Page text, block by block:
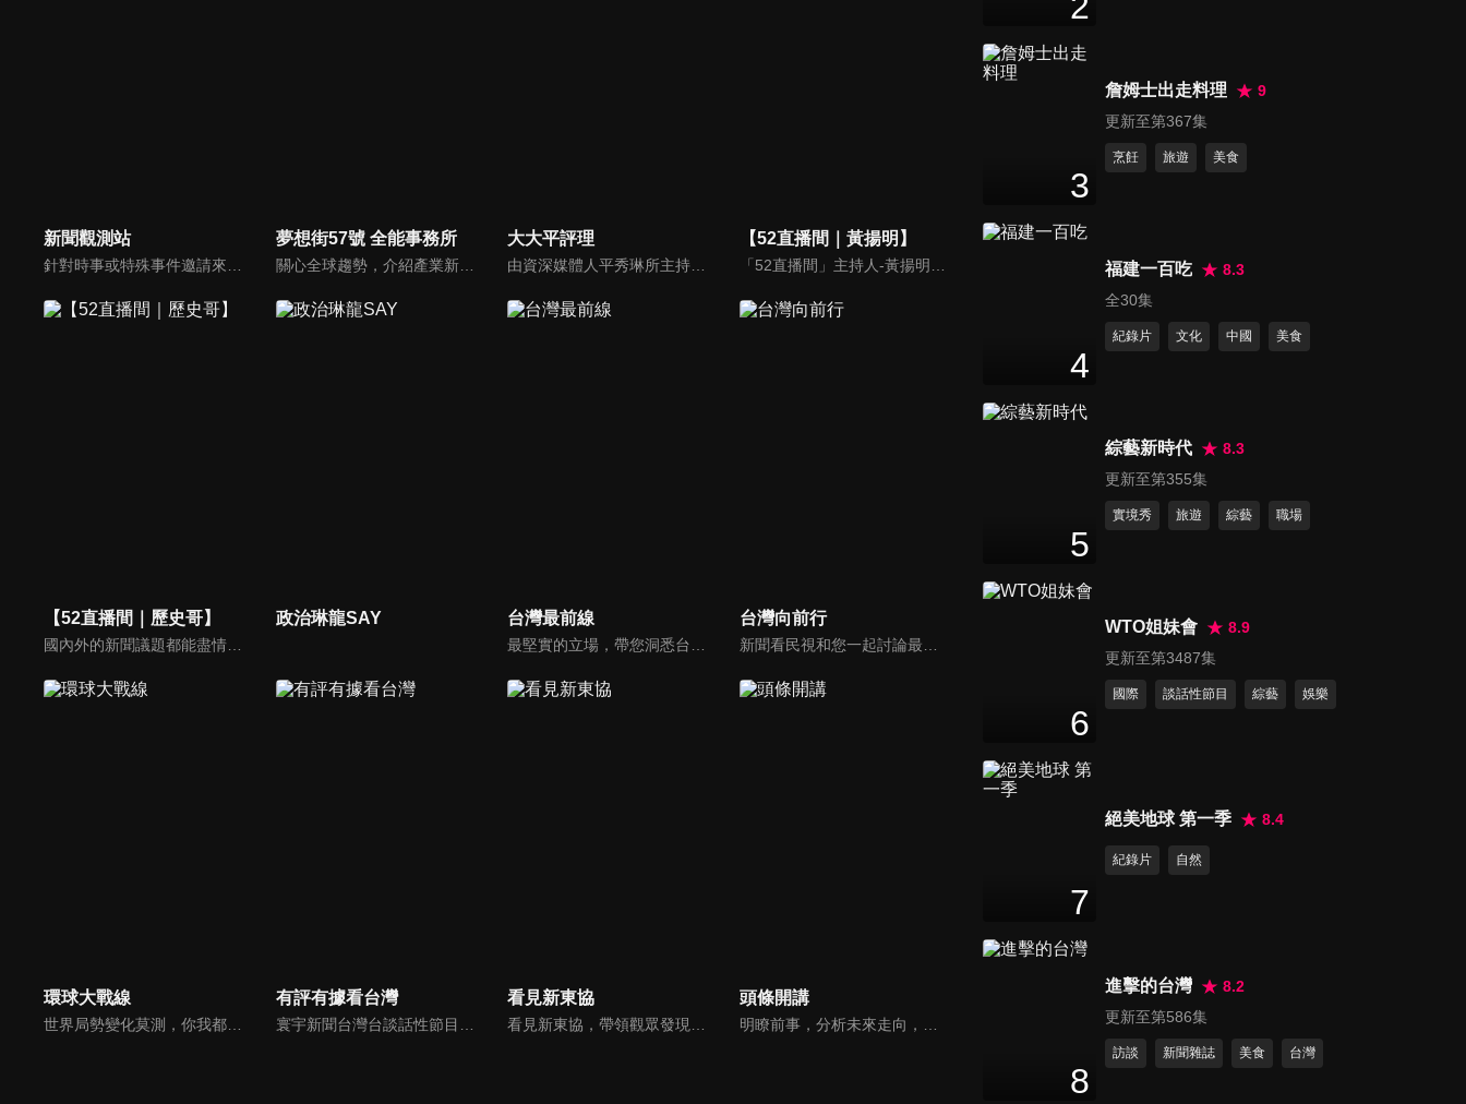
新聞觀測站 夢想街57號 全能事務所
關心全球趨勢，介紹產業新知，深入淺出分析，議題解說精闢。《夢想街57號 全能事務所》，帶您從台灣放眼世界！
大大平評理 【52直播間｜黃揚明】
【52直播間｜歷史哥】 政治琳龍SAY 台灣最前線 台灣向前行
環球大戰線
世界局勢變化莫測，你我都身在其中，國際之間合縱連橫，外交、政治、經濟、軍事、科技，無所不爭、無所不戰，《環球大戰線》全方位觀點，與您一起剖析戰略，走進環球競爭最前線！
有評有據看台灣
寰宇新聞台灣台談話性節目《有評有據看台灣》節目跳脫來賓演繹的「浮誇情境式政論型態」，改採網路大數據點題，直視分析選情實相，帶您「有評、有據」的遍覽政經大小事。
看見新東協
看見新東協，帶領觀眾發現東協新市場、新思維，了解東南亞各國在地文化、政治、政策、並從數字看財經脈動，做最深入外資和本土產業投資分析，發掘您所不知道的東協新商機。
頭條開講
明瞭前事，分析未來走向，周玉琴告訴您沒想到的大小事背後真相。你不理政治，政治卻未必不會影響你！世界政治勢力結構快速改變，新時代降臨，舊思想如何進化，台灣新思路能否頂得住大國衝擊，最接近民意的聲音，都在《頭條開講》。
機！張啓楷曝反罷免藍白再合
作？台大社科院學生會長遭罷
免 獨家現身！葉元之：很多人
67分鐘
第81集 王世堅又被柯建銘罵！
將！鍾沛君揭國民黨反制戰
第82集 謝龍介獻策！2招反制
營士氣受挫了 台積電真送美
緊繃！陳智菡還原柯爸告別式
藏政治心機 黃暐瀚批朱立倫大
意了 柳采葳 綠輸不起
第84集 大罷免 柯建銘現身直指
韓國瑜？還原盧秀燕風波 建議
黃暐瀚直指大罷免結點：就是7
開槓
第86集 為中共軍演 陸配言論自
黃暐瀚指關鍵
第87集 謝龍介批賴清德 面對川
救台灣！蔡正元公開叫板 沈富
64
游淑慧：綠色恐怖讓我很怕！
黃暐瀚憋不住：大罷免 藍有誤
判！趙怡翔：共諜各時代都
有！
第89集 黃揚明吳崢戰翻天！開
嗆「偽造文書可以任意羈押人
3
詹姆士出走料理
9
更新至第367集
烹飪 旅遊 美食
4
福建一百吃
8.3
全30集
紀錄片 文化 中國 美食
5
綜藝新時代
8.3
更新至第355集
實境秀 旅遊 綜藝 職場
6
WTO姐妹會
8.9
更新至第3487集
國際 談話性節目 綜藝 娛樂
7
絕美地球 第一季 8.4
紀錄片 自然
8
進擊的台灣
8.2
更新至第586集
訪談 新聞雜誌 美食 台灣